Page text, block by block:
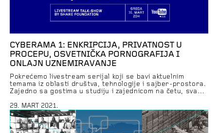
CYBERAMA 1: ENKRIPCIJA, PRIVATNOST U
PROCEPU, OSVETNIČKA PORNOGRAFIJA I
ONLAJN UZNEMIRAVANJE
Pokrećemo livestream serijal koji se bavi aktuelnim
temama iz oblasti društva, tehnologije i sajber-prostora.
Zajedno sa gostima u studiju i zajednicom na četu, svake
društvene fenomene i odgovarati na pitanja relevantna
za pojedinca i društvo u 21. veku. U prvom izdanju
serijala pričaćemo o važnosti enkripcije i njenoj […]
29. MART 2021.